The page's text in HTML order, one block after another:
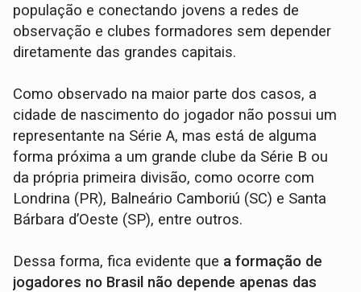
população e conectando jovens a redes de
observação e clubes formadores sem depender
diretamente das grandes capitais.
Como observado na maior parte dos casos, a
cidade de nascimento do jogador não possui um
representante na Série A, mas está de alguma
forma próxima a um grande clube da Série B ou
da própria primeira divisão, como ocorre com
Londrina (PR), Balneário Camboriú (SC) e Santa
Bárbara d’Oeste (SP), entre outros.
Dessa forma, fica evidente que a formação de
jogadores no Brasil não depende apenas das